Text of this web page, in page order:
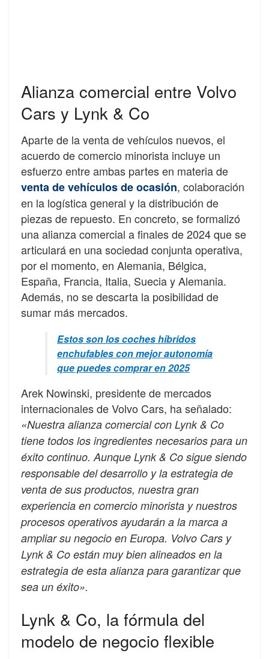
Alianza comercial entre Volvo
Cars y Lynk & Co
Aparte de la venta de vehículos nuevos, el
acuerdo de comercio minorista incluye un
esfuerzo entre ambas partes en materia de
venta de vehículos de ocasión, colaboración
en la logística general y la distribución de
piezas de repuesto. En concreto, se formalizó
una alianza comercial a finales de 2024 que se
articulará en una sociedad conjunta operativa,
por el momento, en Alemania, Bélgica,
España, Francia, Italia, Suecia y Alemania.
Además, no se descarta la posibilidad de
sumar más mercados.
Estos son los coches híbridos
enchufables con mejor autonomía
que puedes comprar en 2025
Arek Nowinski, presidente de mercados
internacionales de Volvo Cars, ha señalado:
«Nuestra alianza comercial con Lynk & Co
tiene todos los ingredientes necesarios para un
éxito continuo. Aunque Lynk & Co sigue siendo
responsable del desarrollo y la estrategia de
venta de sus productos, nuestra gran
experiencia en comercio minorista y nuestros
procesos operativos ayudarán a la marca a
ampliar su negocio en Europa. Volvo Cars y
Lynk & Co están muy bien alineados en la
estrategia de esta alianza para garantizar que
sea un éxito».
Lynk & Co, la fórmula del
modelo de negocio flexible